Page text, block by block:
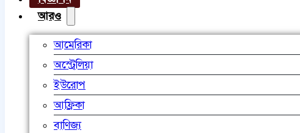
আরও
আমেরিকা
অস্ট্রেলিয়া
ইউরোপ
আফ্রিকা
বাণিজ্য